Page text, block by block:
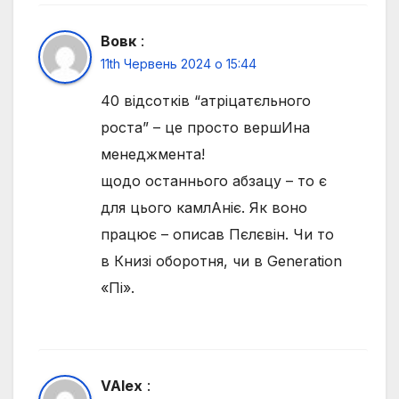
Вовк :
11th Червень 2024 о 15:44
40 відсотків “атріцатєльного
роста” – це просто вершИна
менеджмента!
щодо останнього абзацу – то є
для цього камлАніє. Як воно
працює – описав Пєлєвін. Чи то
в Книзі оборотня, чи в Generation
«Пі».
VAlex :